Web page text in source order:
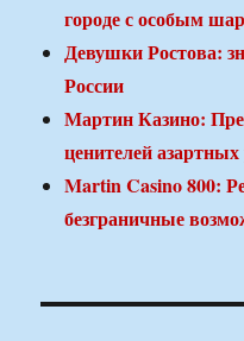
городе с особым
Девушки Ростова:
России
Мартин Казино:
ценителей
Martin Casino 800:
безграничные